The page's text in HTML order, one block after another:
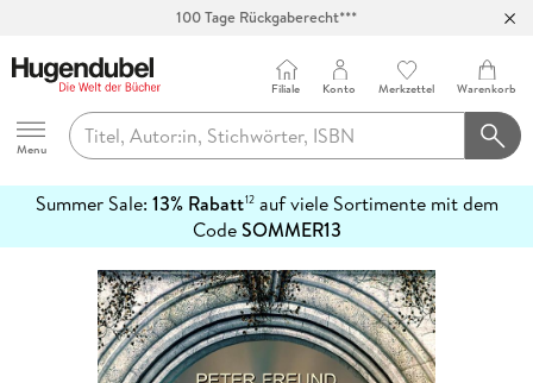
100 Tage Rückgaberecht***
Hugendubel
Menu
Filiale Konto Merkzettel Warenkorb
Summer Sale: 13% Rabatt12auf viele Sortimente mit dem
CodeSOMMER13
erfahren